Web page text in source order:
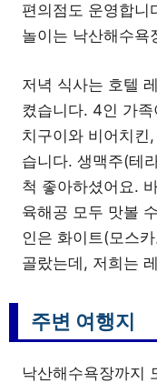
편의점도 운영합니
놀이는 낙산해수욕
저녁 식사는 호텔
켰습니다. 4인 가
치구이와 비어치킨
습니다. 생맥주(테
척 좋아하셨어요.
육해공 모두 맛볼
인은 화이트(모스
골랐는데, 저희는
주변 여행지
낙산해수욕장까지